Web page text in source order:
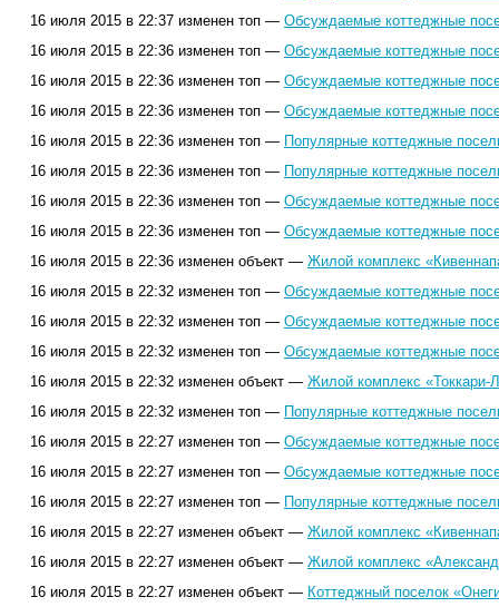
16 июля 2015 в 22:37 изменен топ — Обсуждаемые коттеджные
16 июля 2015 в 22:36 изменен топ — Обсуждаемые коттеджные
16 июля 2015 в 22:36 изменен топ — Обсуждаемые коттеджные
16 июля 2015 в 22:36 изменен топ — Обсуждаемые коттеджные
16 июля 2015 в 22:36 изменен топ — Популярные коттеджные
16 июля 2015 в 22:36 изменен топ — Популярные коттеджные
16 июля 2015 в 22:36 изменен топ — Обсуждаемые коттеджные
16 июля 2015 в 22:36 изменен топ — Обсуждаемые коттеджные
16 июля 2015 в 22:36 изменен объект — Жилой комплекс
16 июля 2015 в 22:32 изменен топ — Обсуждаемые коттеджные
16 июля 2015 в 22:32 изменен топ — Обсуждаемые коттеджные
16 июля 2015 в 22:32 изменен топ — Обсуждаемые коттеджные
16 июля 2015 в 22:32 изменен объект — Жилой комплекс «Токкари-
16 июля 2015 в 22:32 изменен топ — Популярные коттеджные
16 июля 2015 в 22:27 изменен топ — Обсуждаемые коттеджные
16 июля 2015 в 22:27 изменен топ — Обсуждаемые коттеджные
16 июля 2015 в 22:27 изменен топ — Популярные коттеджные
16 июля 2015 в 22:27 изменен объект — Жилой комплекс
16 июля 2015 в 22:27 изменен объект — Жилой комплекс
16 июля 2015 в 22:27 изменен объект — Коттеджный поселок